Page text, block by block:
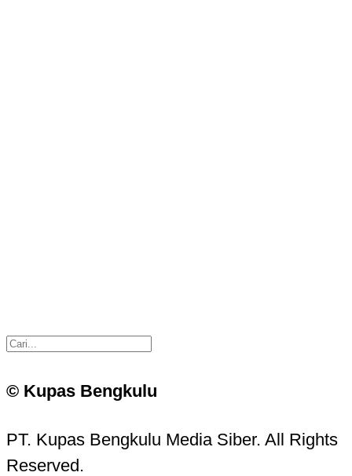
© Kupas Bengkulu
PT. Kupas Bengkulu Media Siber. All Rights
Reserved.